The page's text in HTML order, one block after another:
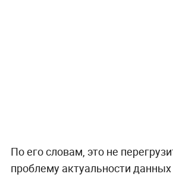
По его словам, это не
проблему актуальности